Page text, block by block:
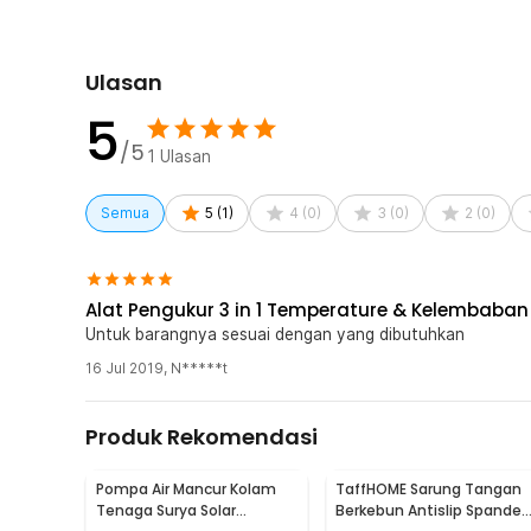
Ulasan
5/5 1 Ulasan
Semua 5 (1) 4 (0) 3 (0) 2 (0)
Alat Pengukur 3 in 1 Temperature &
Untuk barangnya sesuai dengan yang dibutuhkan
16 Jul 2019, N*****t
Produk Rekomendasi
Pompa Air Mancur Kolam
Tenaga Surya Solar
TaffHOME Sarung Tangan
Berkebun Antislip Spandex